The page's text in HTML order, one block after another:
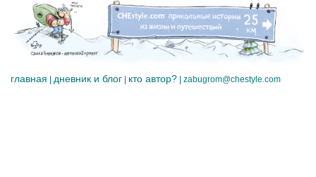
главная | дневник и блог | кто автор? | zabugrom@chestyle.com